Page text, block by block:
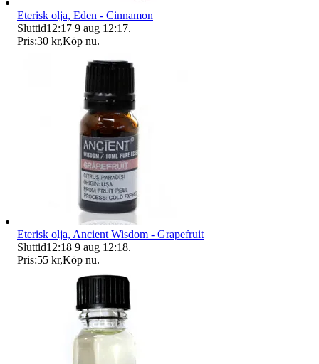
Eterisk olja, Eden - Cinnamon
Sluttid12:17 9 aug 12:17.
Pris:30 kr,Köp nu.
Eterisk olja, Ancient Wisdom - Grapefruit
Sluttid12:18 9 aug 12:18.
Pris:55 kr,Köp nu.